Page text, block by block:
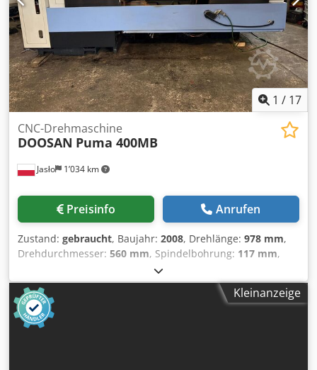
1 / 17
Jasło 1’034 km
CNC-Drehmaschine
DOOSAN Puma 400MB
Preisinfo Anrufen
Zustand: gebraucht, Baujahr: 2008, Drehlänge: 978 mm,
Drehdurchmesser: 560 mm, Spindelbohrung: 117 mm,
2’000 U/min
mit 3 Achsen, Doosan Puma 400MB C-Achse für
angetriebene Werkzeuge Baujahr 2008 Fanuc 21iTB mit
Manual Guide Max. Drehdurchmesser 560 mm Max.
Drehlänge 980 mm Z-Achsen-Verfahrweg -1100 mm
Kleinanzeige